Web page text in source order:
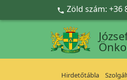
Ugrás a fő tartalomra
 Zöld szám: +36
Hirdetőtábla